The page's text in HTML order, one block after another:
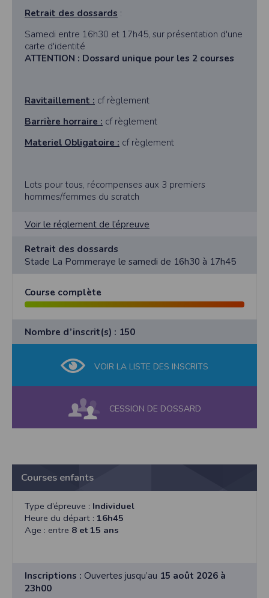
Retrait des dossards :
Samedi entre 16h30 et 17h45, sur présentation d'une
carte d'identité
ATTENTION : Dossard unique pour les 2 courses
Ravitaillement : cf règlement
Barrière horraire : cf règlement
Materiel Obligatoire : cf règlement
Lots pour tous, récompenses aux 3 premiers
hommes/femmes du scratch
Voir le réglement de l’épreuve
Retrait des dossards
Stade La Pommeraye le samedi de 16h30 à 17h45
Course complète
Nombre d’inscrit(s) : 150
VOIR LA LISTE DES INSCRITS
CESSION DE DOSSARD
Courses enfants
Type d’épreuve : Individuel
Heure du départ : 16h45
Age : entre 8 et 15 ans
Inscriptions : Ouvertes jusqu’au 15 août 2026 à
23h00